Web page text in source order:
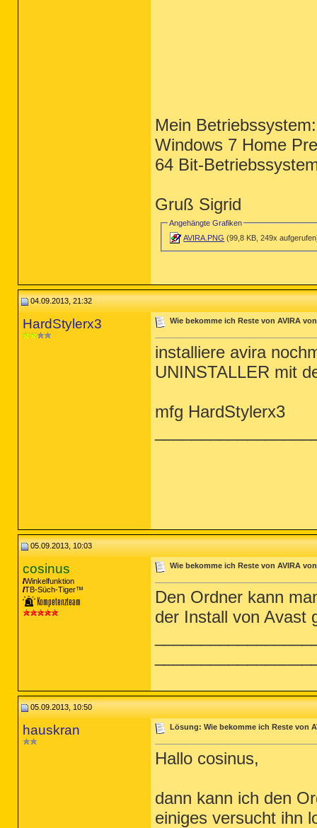
Mein Betriebssystem:
Windows 7 Home
64 Bit-
Gruß Sigrid
Angehängte Grafiken
AVIRA.PNG (99,8 KB, 249x
04.09.2013, 21:32
HardStylerx3 Wie bekomme ich Reste von AVIRA
installiere avira
UNINSTALLER mit
mfg HardStylerx3
05.09.2013, 10:03
cosinus
Winkelfunktion
TB-Süch-Tiger™
Wie bekomme ich Reste von AVIRA
Den Ordner kann
der Install von Avast
05.09.2013, 10:50
hauskran Lösung: Wie bekomme ich Reste von
Hallo cosinus,
dann kann ich den
einiges versucht ihn